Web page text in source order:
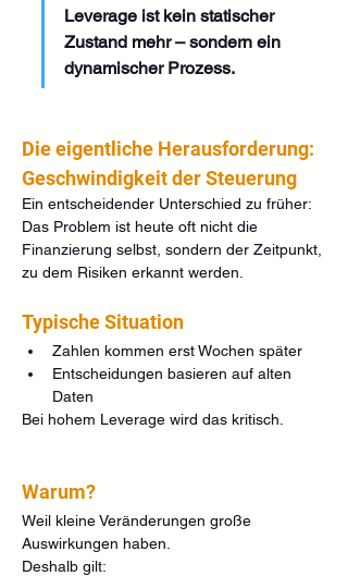
Leverage ist kein statischer
Zustand mehr – sondern ein
dynamischer Prozess.
Die eigentliche Herausforderung:
Geschwindigkeit der Steuerung
Ein entscheidender Unterschied zu früher:
Das Problem ist heute oft nicht die
Finanzierung selbst, sondern der Zeitpunkt,
zu dem Risiken erkannt werden.
Typische Situation
Zahlen kommen erst Wochen später
Entscheidungen basieren auf alten
Daten
Bei hohem Leverage wird das kritisch.
Warum?
Weil kleine Veränderungen große
Auswirkungen haben.
Deshalb gilt: